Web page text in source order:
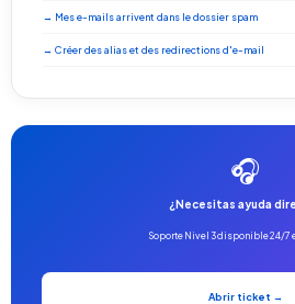
→ Mes e-mails arrivent dans le dossier spam
→ Créer des alias et des redirections d'e-mail
🎧
¿Necesitas ayuda
Soporte Nivel 3 disponible 24/7
Abrir ticket →